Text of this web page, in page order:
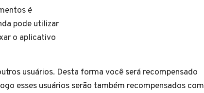
é
pode utilizar
o aplicativo
usuários. Desta forma você será recompensado
esses usuários serão também recompensados com